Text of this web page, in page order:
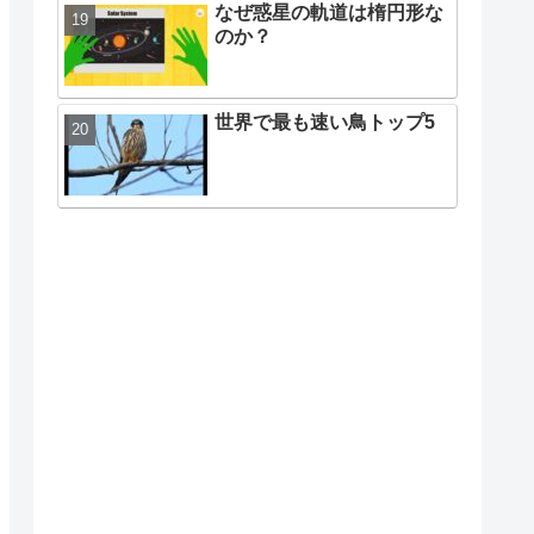
なぜ惑星の軌道は楕円形な
のか？
世界で最も速い鳥トップ5